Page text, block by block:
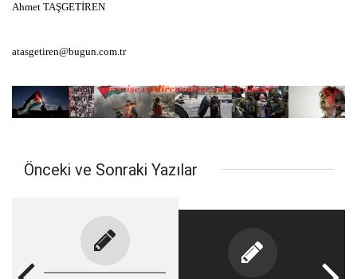
Ahmet TAŞGETİREN
atasgetiren@bugun.com.tr
Önceki ve Sonraki Yazılar